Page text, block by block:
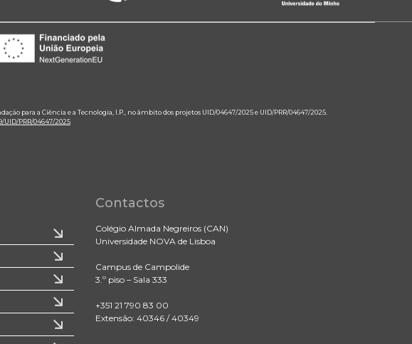
para a Ciência e a Tecnologia, I.P., no âmbito dos projetos UID/04647/2025 e UID/PRR/04647/2025.
UID/PRR/04647/2025
Contactos
Colégio Almada Negreiros (CAN)
Universidade NOVA de Lisboa
Campus de Campolide
3.º piso – Sala 333
+351 21 790 83 00
Extensão: 40346 / 40349